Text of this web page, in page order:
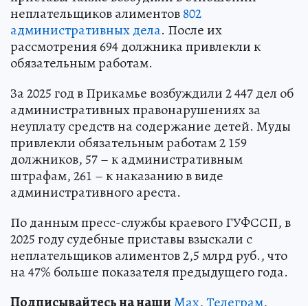
неплательщиков алиментов802
административных дела. После их
рассмотрения 694 должника привлекли к
обязательным работам.
За 2025 год в Прикамье возбуждили 2 447 дел об
административных правонарушениях за
неуплату средств на содержание детей. Муды
привлекли обязательным работам 2 159
должников, 57 – к административным
штрафам, 261 – к наказанию в виде
административного ареста.
По данным пресс-службы краевого ГУФССП, в
2025 году судебные приставы взыскали с
неплательщиков алиментов 2,5 млрд руб., что
на 47% больше показателя предыдущего года.